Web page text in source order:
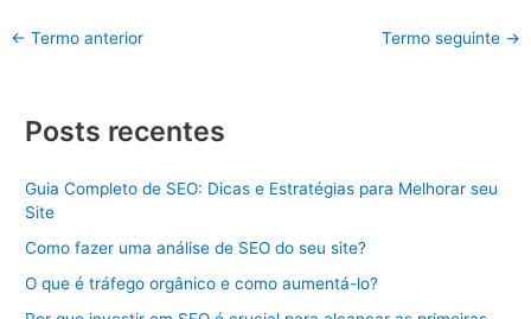
← Termo anterior Termo seguinte →
Posts recentes
Guia Completo de SEO: Dicas e Estratégias para Melhorar seu
Site
Como fazer uma análise de SEO do seu site?
O que é tráfego orgânico e como aumentá-lo?